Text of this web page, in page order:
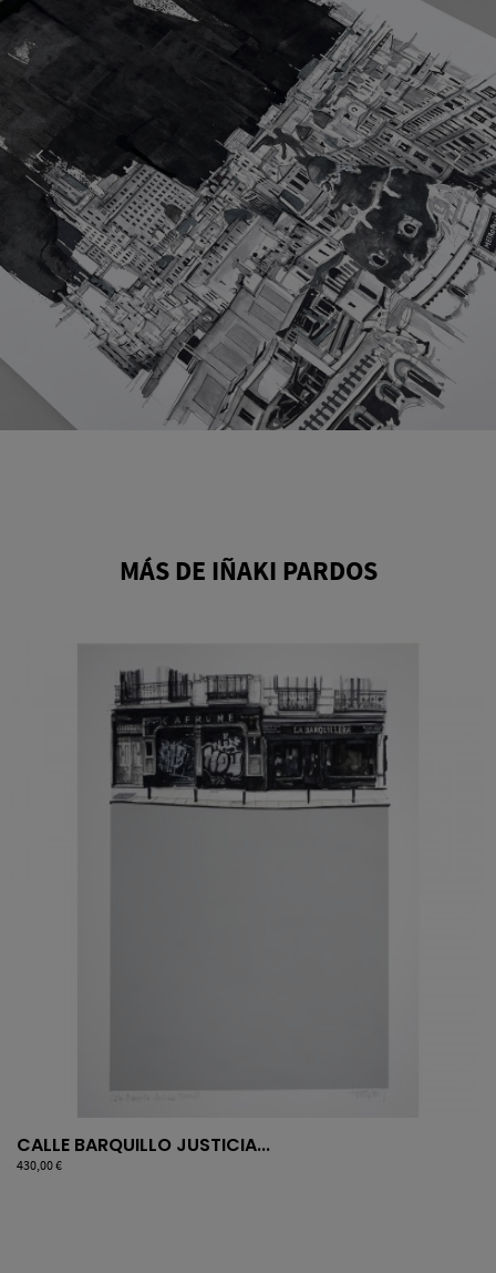
MÁS DE IÑAKI PARDOS
CALLE BARQUILLO JUSTICIA...
Precio
430,00 €